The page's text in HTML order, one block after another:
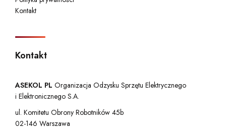
Kontakt
Kontakt
ASEKOL PL Organizacja Odzysku Sprzętu Elektrycznego
i Elektronicznego S.A.
ul. Komitetu Obrony Robotników 45b
02-146 Warszawa